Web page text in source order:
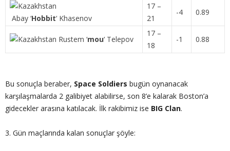
Abay ‘Hobbit‘ Khasenov
17 –
21
-4 0.89
Rustem ‘mou‘ Telepov
17 –
18
-1 0.88
Bu sonuçla beraber, Space Soldiers bugün oynanacak
karşılaşmalarda 2 galibiyet alabilirse, son 8’e kalarak Boston’a
gidecekler arasına katılacak. İlk rakibimiz ise BIG Clan.
3. Gün maçlarında kalan sonuçlar şöyle: